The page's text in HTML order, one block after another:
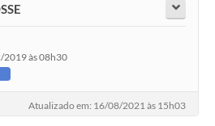
às 08h30
Atualizado em: 16/08/2021 às 15h03